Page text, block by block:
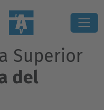
Superior
del